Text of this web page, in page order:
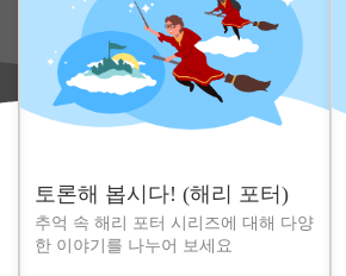
토론해 봅시다! (해리 포터)
추억 속 해리 포터 시리즈에 대해 다양
한 이야기를 나누어 보세요